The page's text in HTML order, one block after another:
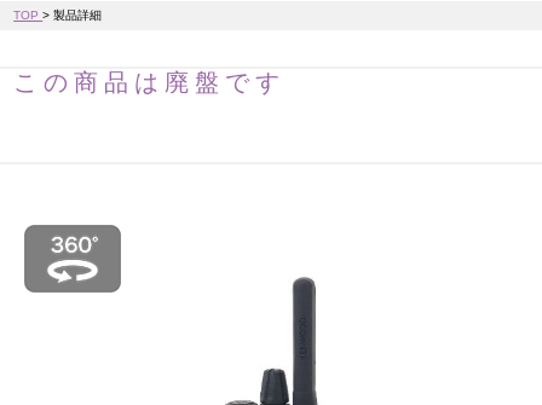
TOP>製品詳細
この商品は廃盤です